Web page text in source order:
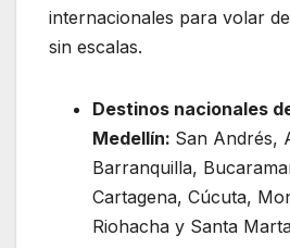
internacionales para volar
sin escalas.
Destinos nacionales
Medellín: San Andrés,
Barranquilla,
Cartagena, Cúcuta,
Riohacha y Santa